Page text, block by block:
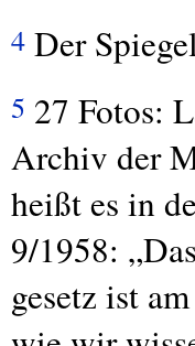
4 Der
5 27 Fotos:
Archiv der
heißt es in
9/1958:
gesetz ist